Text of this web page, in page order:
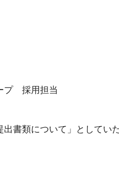
プ 採用担当
類について」としてい